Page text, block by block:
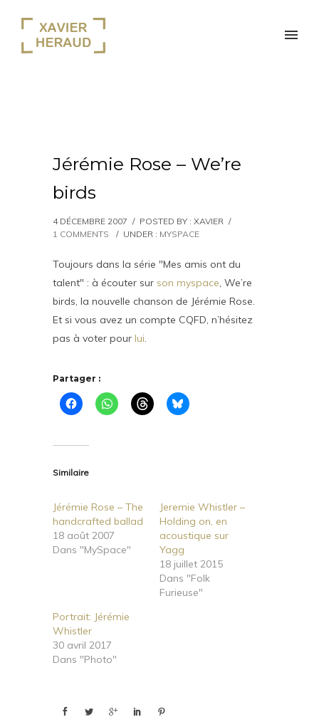
Jérémie Rose – We’re
birds
4 DÉCEMBRE 2007 / POSTED BY : XAVIER /
1 COMMENTS
/ UNDER : MYSPACE
Toujours dans la série "Mes amis ont du
talent" : à écouter sur son myspace, We’re
birds, la nouvelle chanson de Jérémie Rose.
Et si vous avez un compte CQFD, n’hésitez
pas à voter pour lui.
Partager :
Similaire
Jérémie Rose – The
handcrafted ballad
18 août 2007
Dans "MySpace"
Jeremie Whistler –
Holding on, en
acoustique sur
Yagg
18 juillet 2015
Dans "Folk
Furieuse"
Portrait: Jérémie
Whistler
30 avril 2017
Dans "Photo"